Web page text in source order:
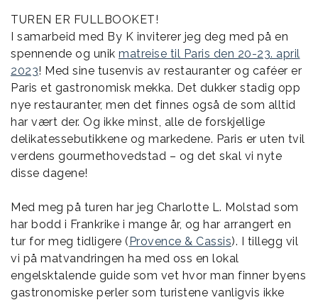
TUREN ER FULLBOOKET!
I samarbeid med By K inviterer jeg deg med på en
spennende og unik matreise til Paris den 20-23. april
2023! Med sine tusenvis av restauranter og caféer er
Paris et gastronomisk mekka. Det dukker stadig opp
nye restauranter, men det finnes også de som alltid
har vært der. Og ikke minst, alle de forskjellige
delikatessebutikkene og markedene. Paris er uten tvil
verdens gourmethovedstad – og det skal vi nyte
disse dagene!
Med meg på turen har jeg Charlotte L. Molstad som
har bodd i Frankrike i mange år, og har arrangert en
tur for meg tidligere (Provence & Cassis). I tillegg vil
vi på matvandringen ha med oss en lokal
engelsktalende guide som vet hvor man finner byens
gastronomiske perler som turistene vanligvis ikke